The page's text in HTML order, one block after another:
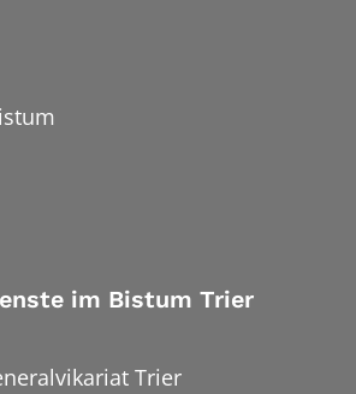
im Bistum Trier
Trier